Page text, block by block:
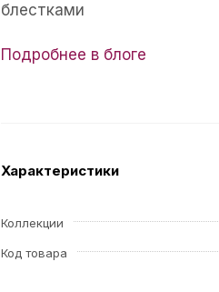
блестками
Подробнее в блоге
Характеристики
Коллекции
Код товара